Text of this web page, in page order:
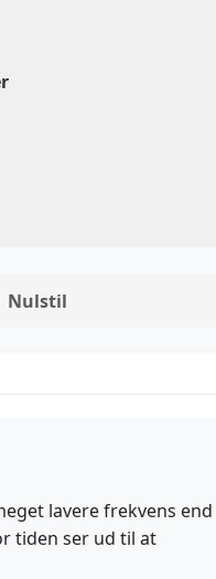
Nulstil
lavere frekvens end
tiden ser ud til at